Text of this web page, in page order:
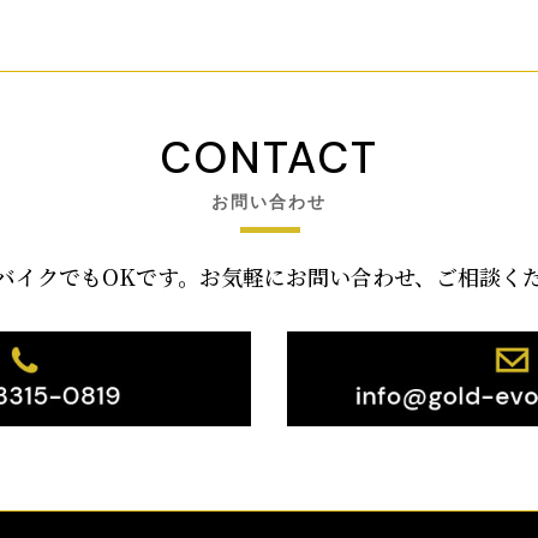
CONTACT
お問い合わせ
イクでもOKです。お気軽にお問い合わせ、ご相談く